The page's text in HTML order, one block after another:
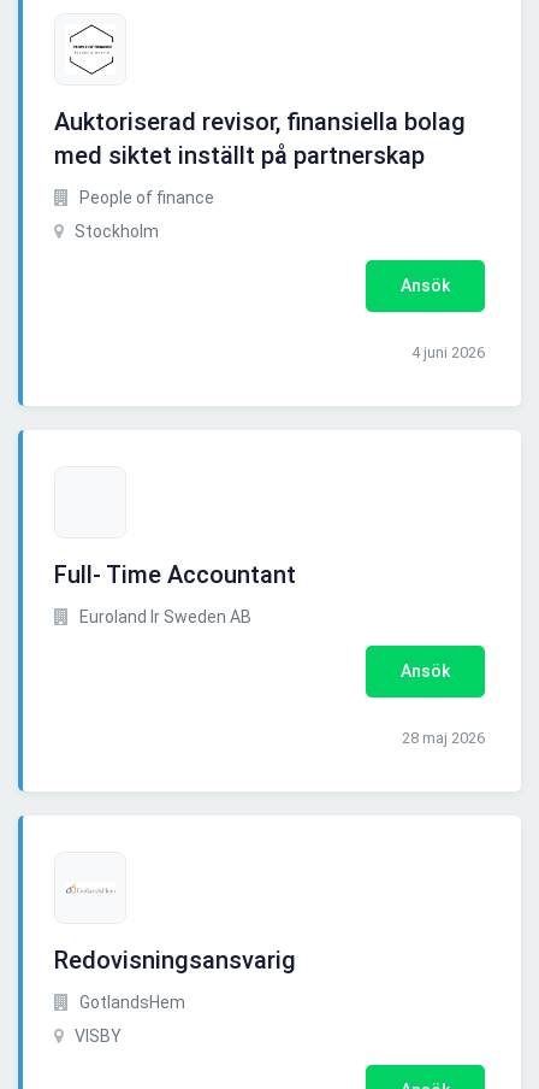
Auktoriserad revisor, finansiella bolag
med siktet inställt på partnerskap
People of finance
Stockholm
Ansök
4 juni 2026
Full- Time Accountant
Euroland Ir Sweden AB
Ansök
28 maj 2026
Redovisningsansvarig
GotlandsHem
VISBY